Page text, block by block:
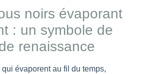
noirs évaporant
: un symbole de
renaissance
qui évaporent au fil du temps,